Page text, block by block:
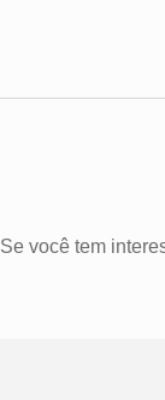
Se você tem